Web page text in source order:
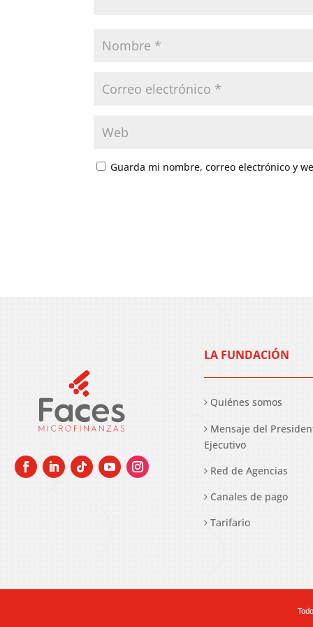
Guarda mi nombre, correo electrónico y
LA FUNDACIÓN
Quiénes somos
Mensaje del
Ejecutivo
Red de Agencias
Canales de pago
Tarifario